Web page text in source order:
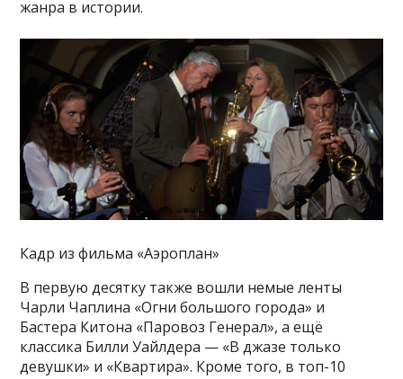
жанра в истории.
Кадр из фильма «Аэроплан»
В первую десятку также вошли немые ленты
Чарли Чаплина «Огни большого города» и
Бастера Китона «Паровоз Генерал», а ещё
классика Билли Уайлдера — «В джазе только
девушки» и «Квартира». Кроме того, в топ-10